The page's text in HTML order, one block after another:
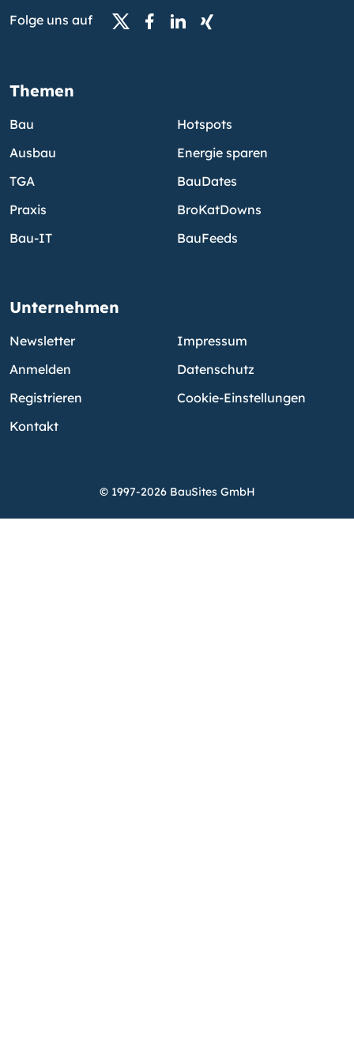
Folge uns auf
Themen
Bau
Ausbau
TGA
Praxis
Bau-IT
Hotspots
Energie sparen
BauDates
BroKatDowns
BauFeeds
Unternehmen
Newsletter
Anmelden
Registrieren
Kontakt
Impressum
Datenschutz
Cookie-Einstellungen
© 1997-2026 BauSites GmbH